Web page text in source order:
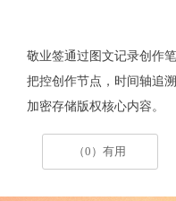
敬业签通过图文记录创作
把控创作节点，时间轴追
加密存储版权核心内容。
（0）有用